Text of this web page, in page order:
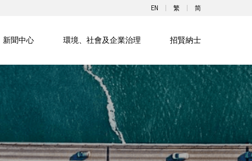
EN 繁 简
新聞中心 環境、社會及企業治理 招賢納士